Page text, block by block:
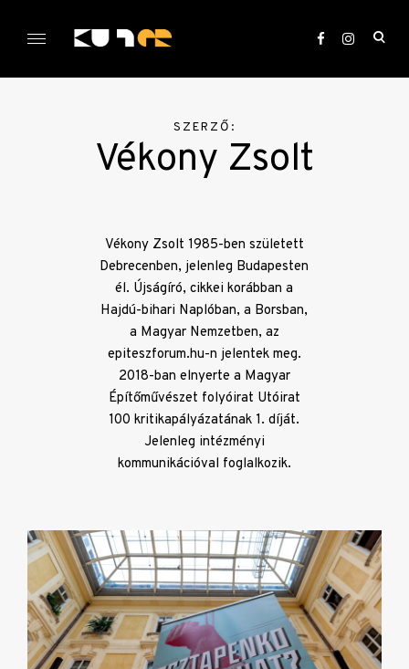
KULTer.hu
SZERZŐ:
Vékony Zsolt
Vékony Zsolt 1985-ben született
Debrecenben, jelenleg Budapesten
él. Újságíró, cikkei korábban a
Hajdú-bihari Naplóban, a Borsban,
a Magyar Nemzetben, az
epiteszforum.hu-n jelentek meg.
2018-ban elnyerte a Magyar
Építőművészet folyóirat Utóirat
100 kritikapályázatának 1. díját.
Jelenleg intézményi
kommunikációval foglalkozik.